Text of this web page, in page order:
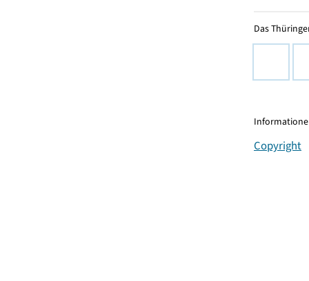
Das
Copyright